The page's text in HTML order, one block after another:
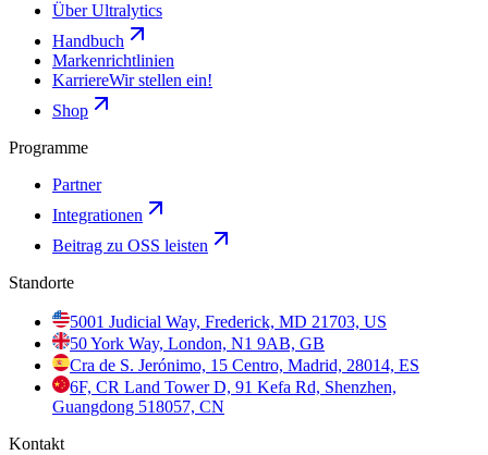
Über Ultralytics
Handbuch
Markenrichtlinien
KarriereWir stellen ein!
Shop
Programme
Partner
Integrationen
Beitrag zu OSS leisten
Standorte
5001 Judicial Way, Frederick, MD 21703, US
50 York Way, London, N1 9AB, GB
Cra de S. Jerónimo, 15 Centro, Madrid, 28014, ES
6F, CR Land Tower D, 91 Kefa Rd, Shenzhen,
Guangdong 518057, CN
Kontakt